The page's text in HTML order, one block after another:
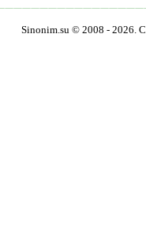
Sinonim.su © 2008 - 2026.